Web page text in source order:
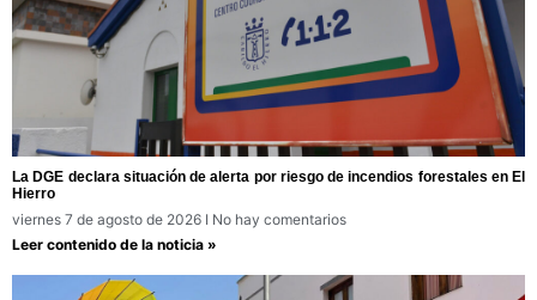
La DGE declara situación de alerta por riesgo de incendios forestales en El
Hierro
viernes 7 de agosto de 2026
No hay comentarios
Leer contenido de la noticia »